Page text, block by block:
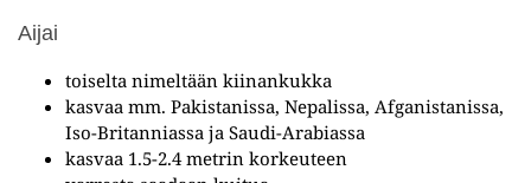
Aijai
toiselta nimeltään kiinankukka
kasvaa mm. Pakistanissa, Nepalissa, Afganistanissa,
Iso-Britanniassa ja Saudi-Arabiassa
kasvaa 1.5-2.4 metrin korkeuteen